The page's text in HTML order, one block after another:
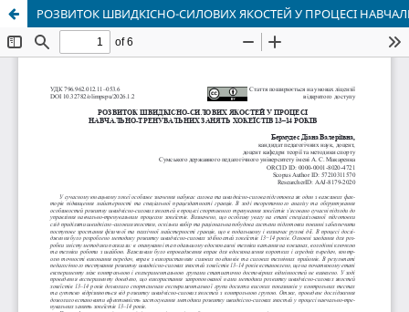
РОЗВИТОК ШВИДКІСНО-СИЛОВИХ ЯКОСТЕЙ У ПРОЦЕСІ